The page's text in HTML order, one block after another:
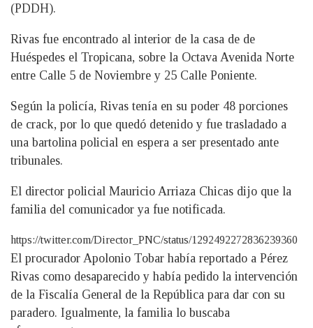
(PDDH).
Rivas fue encontrado al interior de la casa de de
Huéspedes el Tropicana, sobre la Octava Avenida Norte
entre Calle 5 de Noviembre y 25 Calle Poniente.
Según la policía, Rivas tenía en su poder 48 porciones
de crack, por lo que quedó detenido y fue trasladado a
una bartolina policial en espera a ser presentado ante
tribunales.
El director policial Mauricio Arriaza Chicas dijo que la
familia del comunicador ya fue notificada.
https://twitter.com/Director_PNC/status/1292492272836239360
El procurador Apolonio Tobar había reportado a Pérez
Rivas como desaparecido y había pedido la intervención
de la Fiscalía General de la República para dar con su
paradero. Igualmente, la familia lo buscaba